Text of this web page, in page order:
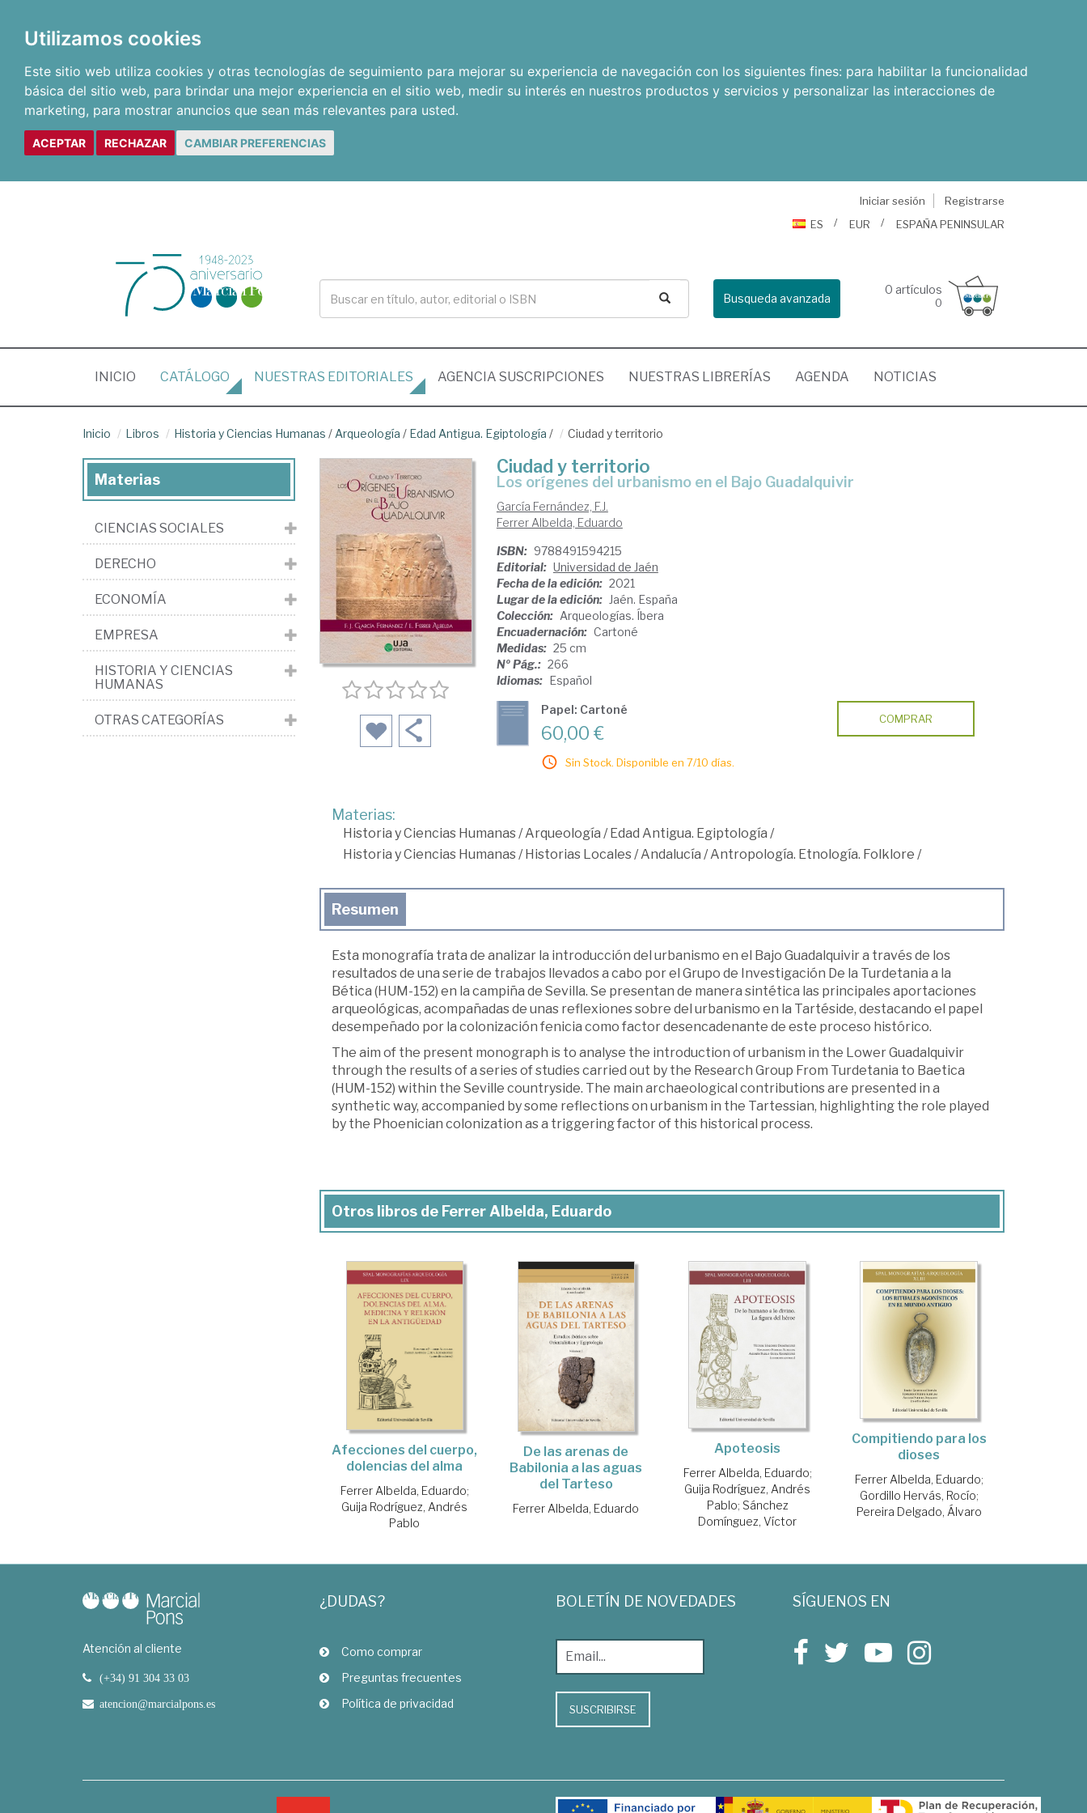
Utilizamos cookies
Este sitio web utiliza cookies y otras tecnologías de seguimiento para mejorar su experiencia de navegación con los siguientes fines: para habilitar la funcionalidad
básica del sitio web, para brindar una mejor experiencia en el sitio web, medir su interés en nuestros productos y servicios y personalizar las interacciones de
marketing, para mostrar anuncios que sean más relevantes para usted.
ACEPTAR RECHAZAR CAMBIAR PREFERENCIAS
Iniciar sesión
Registrarse
ES
EUR ESPAÑA PENINSULAR
Busqueda avanzada
0 artículos
0
INICIO (CURRENT)
CATÁLOGO NUESTRAS EDITORIALES AGENCIA SUSCRIPCIONES NUESTRAS LIBRERÍAS AGENDA NOTICIAS
Inicio Libros Historia y Ciencias Humanas / Arqueología / Edad Antigua. Egiptología / Ciudad y territorio
Ciudad y territorio
los orígenes del urbanismo en el Bajo Guadalquivir
García Fernández, F.J.
Ferrer Albelda, Eduardo
ISBN: 9788491594215
Editorial: Universidad de Jaén
Fecha de la edición: 2021
Lugar de la edición: Jaén. España
Colección: Arqueologías. Íbera
Encuadernación: Cartoné
Medidas: 25 cm
Nº Pág.: 266
Idiomas: Español
Papel: Cartoné
60,00 €
Sin Stock. Disponible en 7/10 días.
COMPRAR
Materias:
Historia y Ciencias Humanas/Arqueología /Edad Antigua. Egiptología /
Historia y Ciencias Humanas/Historias Locales/Andalucía /Antropología. Etnología. Folklore /
Resumen
Esta monografía trata de analizar la introducción del urbanismo en el Bajo Guadalquivir a través de los
resultados de una serie de trabajos llevados a cabo por el Grupo de Investigación De la Turdetania a la
Bética (HUM-152) en la campiña de Sevilla. Se presentan de manera sintética las principales aportaciones
arqueológicas, acompañadas de unas reflexiones sobre del urbanismo en la Tartéside, destacando el papel
desempeñado por la colonización fenicia como factor desencadenante de este proceso histórico.
The aim of the present monograph is to analyse the introduction of urbanism in the Lower Guadalquivir
through the results of a series of studies carried out by the Research Group From Turdetania to Baetica
(HUM-152) within the Seville countryside. The main archaeological contributions are presented in a
synthetic way, accompanied by some reflections on urbanism in the Tartessian, highlighting the role played
by the Phoenician colonization as a triggering factor of this historical process.
Otros libros de Ferrer Albelda, Eduardo
Afecciones del cuerpo,
dolencias del alma
Ferrer Albelda, Eduardo;
Guija Rodríguez, Andrés
Pablo
De las arenas de
Babilonia a las aguas
del Tarteso
Ferrer Albelda, Eduardo
Apoteosis
Ferrer Albelda, Eduardo;
Guija Rodríguez, Andrés
Pablo; Sánchez
Domínguez, Víctor
Compitiendo para los
dioses
Ferrer Albelda, Eduardo;
Gordillo Hervás, Rocío;
Pereira Delgado, Álvaro
Materias
CIENCIAS SOCIALES
DERECHO
ECONOMÍA
EMPRESA
HISTORIA Y CIENCIAS
HUMANAS
OTRAS CATEGORÍAS
Atención al cliente
(+34) 91 304 33 03
atencion@marcialpons.es
¿DUDAS?
Como comprar
Preguntas frecuentes
Política de privacidad
BOLETÍN DE NOVEDADES
SUSCRIBIRSE
SÍGUENOS EN